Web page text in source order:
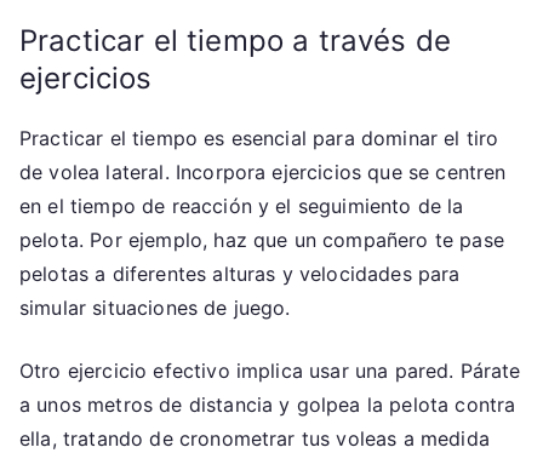
Practicar el tiempo a través de
ejercicios
Practicar el tiempo es esencial para dominar el tiro
de volea lateral. Incorpora ejercicios que se centren
en el tiempo de reacción y el seguimiento de la
pelota. Por ejemplo, haz que un compañero te pase
pelotas a diferentes alturas y velocidades para
simular situaciones de juego.
Otro ejercicio efectivo implica usar una pared. Párate
a unos metros de distancia y golpea la pelota contra
ella, tratando de cronometrar tus voleas a medida